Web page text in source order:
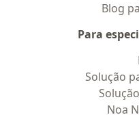
Blog
Para
Solução
Noa